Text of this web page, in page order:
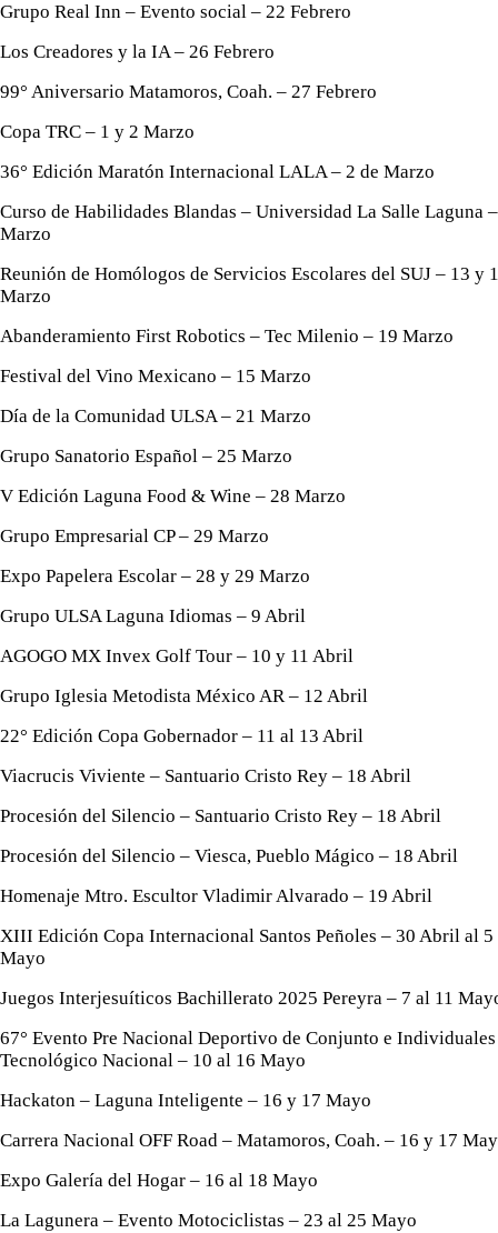
Grupo Real Inn – Evento social – 22 Febrero
Los Creadores y la IA – 26 Febrero
99° Aniversario Matamoros, Coah. – 27 Febrero
Copa TRC – 1 y 2 Marzo
36° Edición Maratón Internacional LALA – 2 de Marzo
Curso de Habilidades Blandas – Universidad La Salle Laguna
Marzo
Reunión de Homólogos de Servicios Escolares del SUJ – 13 y
Marzo
Abanderamiento First Robotics – Tec Milenio – 19 Marzo
Festival del Vino Mexicano – 15 Marzo
Día de la Comunidad ULSA – 21 Marzo
Grupo Sanatorio Español – 25 Marzo
V Edición Laguna Food & Wine – 28 Marzo
Grupo Empresarial CP – 29 Marzo
Expo Papelera Escolar – 28 y 29 Marzo
Grupo ULSA Laguna Idiomas – 9 Abril
AGOGO MX Invex Golf Tour – 10 y 11 Abril
Grupo Iglesia Metodista México AR – 12 Abril
22° Edición Copa Gobernador – 11 al 13 Abril
Viacrucis Viviente – Santuario Cristo Rey – 18 Abril
Procesión del Silencio – Santuario Cristo Rey – 18 Abril
Procesión del Silencio – Viesca, Pueblo Mágico – 18 Abril
Homenaje Mtro. Escultor Vladimir Alvarado – 19 Abril
XIII Edición Copa Internacional Santos Peñoles – 30 Abril al 5
Mayo
Juegos Interjesuíticos Bachillerato 2025 Pereyra – 7 al 11
67° Evento Pre Nacional Deportivo de Conjunto e
Tecnológico Nacional – 10 al 16 Mayo
Hackaton – Laguna Inteligente – 16 y 17 Mayo
Carrera Nacional OFF Road – Matamoros, Coah. – 16 y 17
Expo Galería del Hogar – 16 al 18 Mayo
La Lagunera – Evento Motociclistas – 23 al 25 Mayo